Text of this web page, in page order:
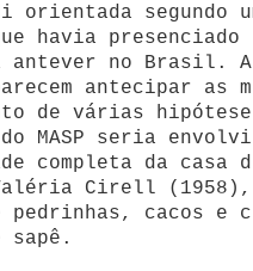
orientada segundo
havia
a antever no Brasil.
antecipar as
de várias
MASP seria
completa da casa
Cirell (1958),
pedrinhas, cacos e
sapê.